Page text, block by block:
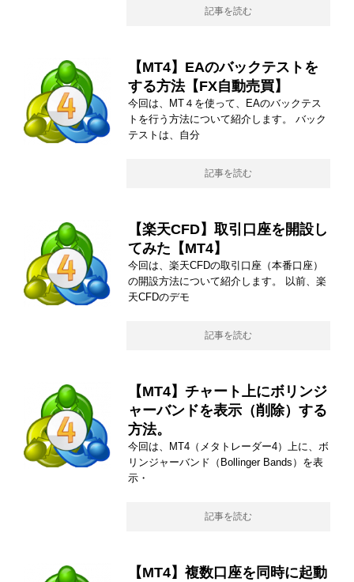
記事を読む
【MT4】EAのバックテストを
する方法【FX自動売買】
今回は、MT４を使って、EAのバックテス
トを行う方法について紹介します。 バック
テストは、自分
記事を読む
【楽天CFD】取引口座を開設し
てみた【MT4】
今回は、楽天CFDの取引口座（本番口座）
の開設方法について紹介します。 以前、楽
天CFDのデモ
記事を読む
【MT4】チャート上にボリンジ
ャーバンドを表示（削除）する
方法。
今回は、MT4（メタトレーダー4）上に、ボ
リンジャーバンド（Bollinger Bands）を表
示・
記事を読む
【MT4】複数口座を同時に起動